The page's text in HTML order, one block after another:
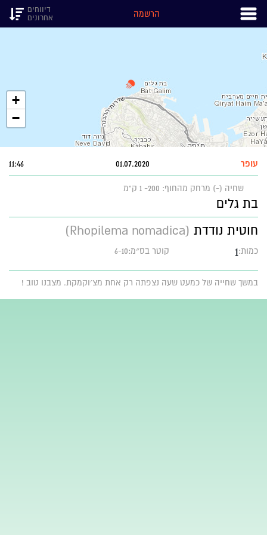
הרשמה
דיווחים
אחרונים
+
−
עופר 01.07.2020
11:46
שחיה (-) מרחק מהחוף: 200- 1 ק"מ
בת גלים
חוטית נודדת (Rhopilema nomadica)
כמות:1 קוטר בס״מ:6-10
במשך שחייה של כמעט שעה נצפתה רק אחת מצ׳וקמקת. מצבנו טוב !